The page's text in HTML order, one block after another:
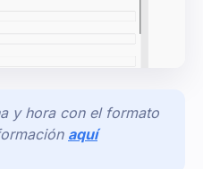
y hora con el formato
aquí